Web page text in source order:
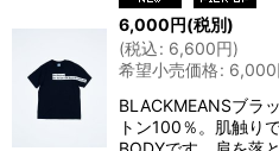
6,000円(税別)
(税込: 6,600円)
希望小売価格: 6,000
BLACKMEANSブラ
トン100％。肌触り